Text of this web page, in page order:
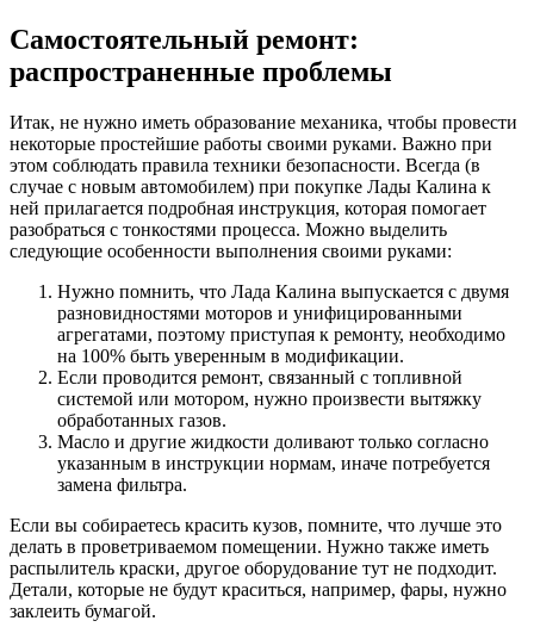
Самостоятельный ремонт:
распространенные проблемы
Итак, не нужно иметь образование механика, чтобы провести
некоторые простейшие работы своими руками. Важно при
этом соблюдать правила техники безопасности. Всегда (в
случае с новым автомобилем) при покупке Лады Калина к
ней прилагается подробная инструкция, которая помогает
разобраться с тонкостями процесса. Можно выделить
следующие особенности выполнения своими руками:
Нужно помнить, что Лада Калина выпускается с двумя
разновидностями моторов и унифицированными
агрегатами, поэтому приступая к ремонту, необходимо
на 100% быть уверенным в модификации.
Если проводится ремонт, связанный с топливной
системой или мотором, нужно произвести вытяжку
обработанных газов.
Масло и другие жидкости доливают только согласно
указанным в инструкции нормам, иначе потребуется
замена фильтра.
Если вы собираетесь красить кузов, помните, что лучше это
делать в проветриваемом помещении. Нужно также иметь
распылитель краски, другое оборудование тут не подходит.
Детали, которые не будут краситься, например, фары, нужно
заклеить бумагой.